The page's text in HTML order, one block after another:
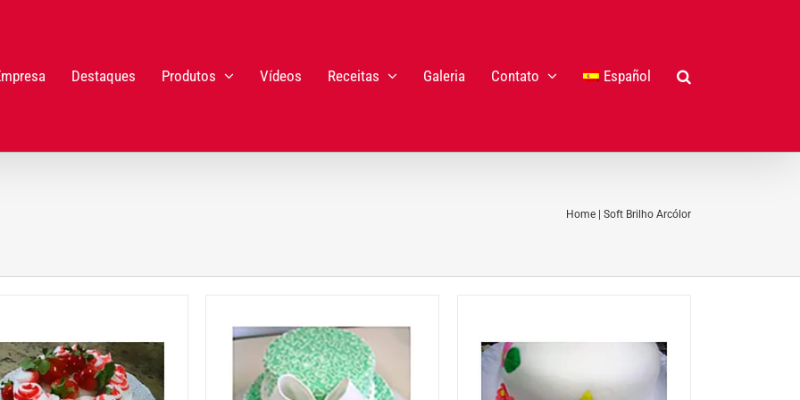
Destaques Produtos Vídeos Receitas Galeria Contato Español
Home Soft Brilho Arcólor